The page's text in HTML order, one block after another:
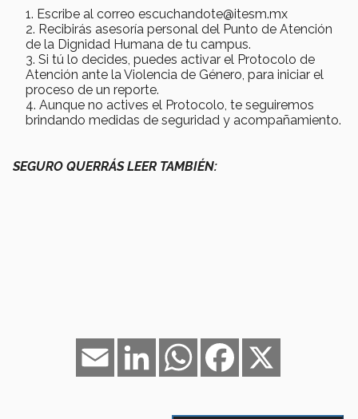
Escribe al correo escuchandote@itesm.mx
Recibirás asesoría personal del Punto de Atención
de la Dignidad Humana de tu campus.
Si tú lo decides, puedes activar el Protocolo de
Atención ante la Violencia de Género, para iniciar el
proceso de un reporte.
Aunque no actives el Protocolo, te seguiremos
brindando medidas de seguridad y acompañamiento.
SEGURO QUERRÁS LEER TAMBIÉN:
Facebook
WhatsApp
LinkedIn
Email